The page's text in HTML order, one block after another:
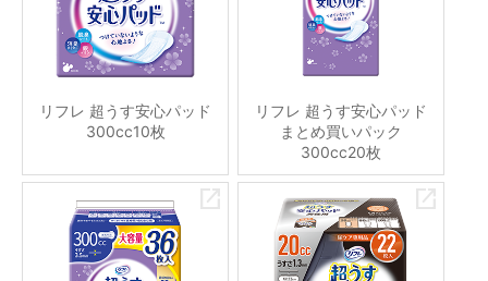
リフレ 超うす安心パッド
300cc10枚
リフレ 超うす安心パッド
まとめ買いパック
300cc20枚